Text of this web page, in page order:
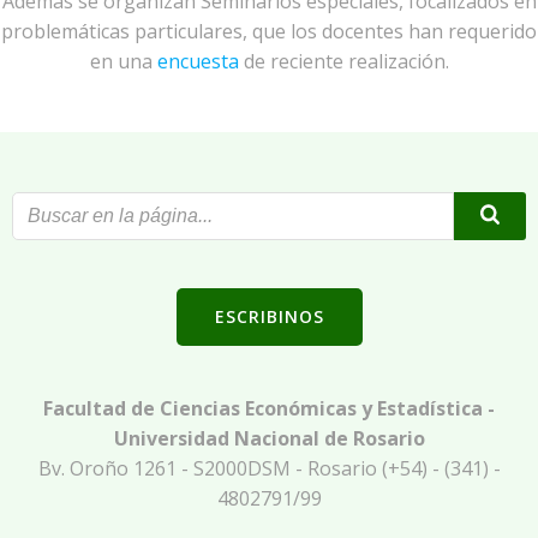
problemáticas particulares, que los docentes han requerido
en una encuesta de reciente realización.
ESCRIBINOS
Facultad de Ciencias Económicas y Estadística -
Universidad Nacional de Rosario
Bv. Oroño 1261 - S2000DSM - Rosario (+54) - (341) -
4802791/99